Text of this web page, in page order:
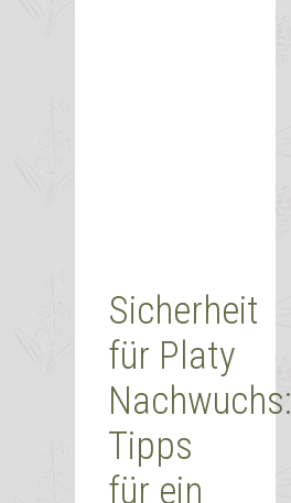
Sicherheit
für Platy
Nachwuchs:
Tipps
für ein